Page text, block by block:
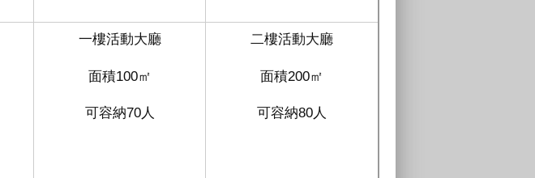
一樓活動大廳
面積100㎡
可容納70人
二樓活動大廳
面積200㎡
可容納80人